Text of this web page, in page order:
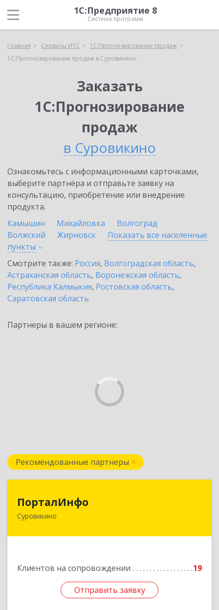
1С:Предприятие 8
Система программ
Главная Сервисы ИТС
1С:Прогнозирование продаж
1С:Прогнозирование продаж в Суровикино
Заказать
1С:Прогнозирование
продаж
в Суровикино
Ознакомьтесь с информационными карточками,
выберите партнёра и отправьте заявку на
консультацию, приобретение или внедрение
продукта.
Камышин
Михайловка
Волгоград
Волжский
Жирновск
Показать все населенные
пункты
Смотрите также: Россия, Волгоградская область,
Астраханская область, Воронежская область,
Республика Калмыкия, Ростовская область,
Саратовская область
Партнеры в вашем регионе:
Рекомендованные партнеры
ПорталИнфо
Суровикино
Клиентов на сопровождении 19
Отправить заявку
404414, г.Суровкино Волгоградской обл. ул. 1-й
Отправить заявку